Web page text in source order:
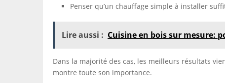
Penser qu’un chauffage simple à installer
Lire aussi : Cuisine en bois sur mesure:
Dans la majorité des cas, les meilleurs résultats
montre toute son importance.